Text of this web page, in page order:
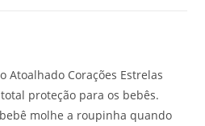
Atoalhado Corações Estrelas
proteção para os bebês.
molhe a roupinha quando